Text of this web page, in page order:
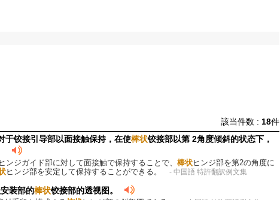
該当件数 : 18件
于铰接引导部以面接触保持，在使棒状铰接部以第 2角度倾斜的状态下，
ンジガイド部に対して面接触で保持することで、 棒状ヒンジ部を第2の角度に
ヒンジ部を安定して保持することができる。 - 中国語 特許翻訳例文集
装部的棒状铰接部的透视图。